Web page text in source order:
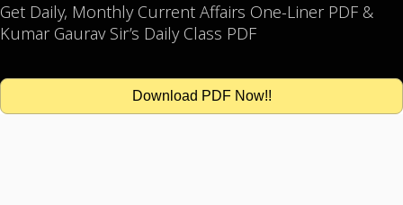
Get Daily, Monthly Current Affairs One-Liner PDF &
Kumar Gaurav Sir’s Daily Class PDF
Download PDF Now!!